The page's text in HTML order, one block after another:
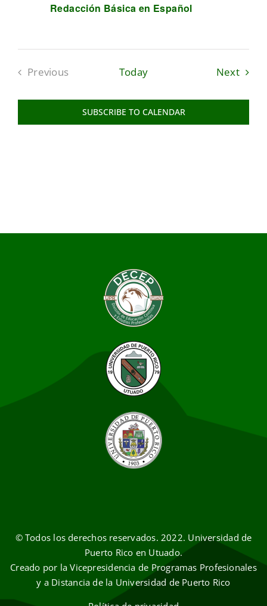
Redacción Básica en Español
Previous
Today Next
SUBSCRIBE TO CALENDAR
© Todos los derechos reservados. 2022. Universidad de
Puerto Rico en Utuado.
Creado por la Vicepresidencia de Programas Profesionales
y a Distancia de la Universidad de Puerto Rico